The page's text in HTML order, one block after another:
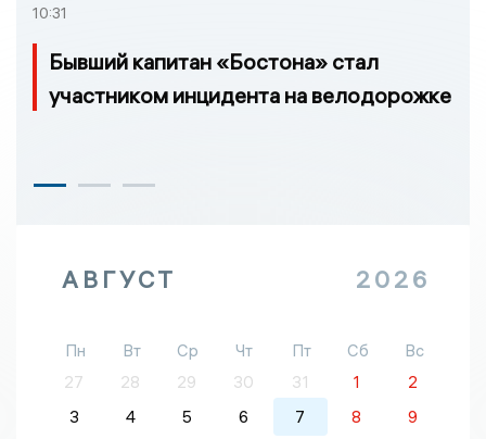
10:31
Бывший капитан «Бостона» стал
участником инцидента на велодорожке
АВГУСТ 2026
Пн Вт Ср Чт Пт Сб
Вс
27
28 29 30 31 1
2
3
4 5 6 7 8
9